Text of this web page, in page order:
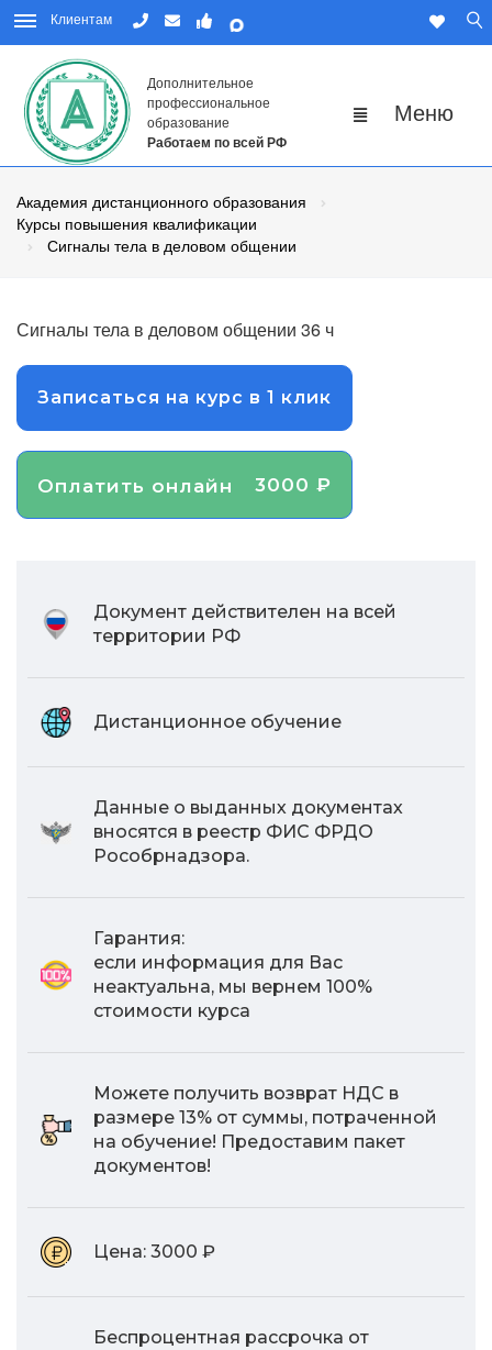
Клиентам
Дополнительное
профессиональное
образование
Работаем по всей РФ
Академия дистанционного образования
Курсы повышения квалификации
Сигналы тела в деловом общении
Сигналы тела в деловом общении 36 ч
Записаться на курс в 1 клик
Оплатить онлайн 3000 ₽
Документ действителен на всей
территории РФ
Дистанционное обучение
Данные о выданных документах
вносятся в реестр ФИС ФРДО
Рособрнадзора.
Гарантия:
если информация для Вас
неактуальна, мы вернем 100%
стоимости курса
Можете получить возврат НДС в
размере 13% от суммы, потраченной
на обучение! Предоставим пакет
документов!
Цена: 3000 ₽
Беспроцентная рассрочка от